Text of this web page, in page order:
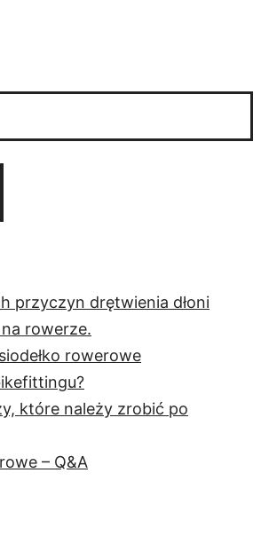
przyczyn drętwienia dłoni
rowerze.
rowerowe
które należy zrobić po
– Q&A